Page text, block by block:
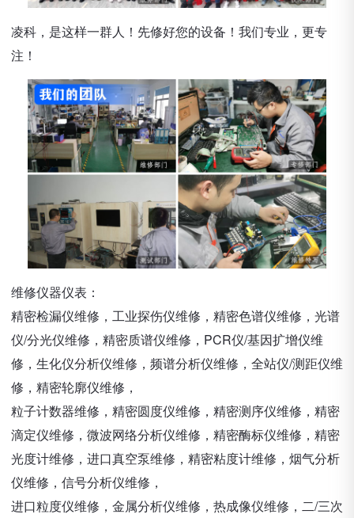
凌科，是这样一群人！先修好您的设备！我们专业，更专
注！
维修仪器仪表：
精密检漏仪维修，工业探伤仪维修，精密色谱仪维修，光谱
仪/分光仪维修，精密质谱仪维修，PCR仪/基因扩增仪维
修，生化仪分析仪维修，频谱分析仪维修，全站仪/测距仪维
修，精密轮廓仪维修，
粒子计数器维修，精密圆度仪维修，精密测序仪维修，精密
滴定仪维修，微波网络分析仪维修，精密酶标仪维修，精密
光度计维修，进口真空泵维修，精密粘度计维修，烟气分析
仪维修，信号分析仪维修，
进口粒度仪维修，金属分析仪维修，热成像仪维修，二/三次